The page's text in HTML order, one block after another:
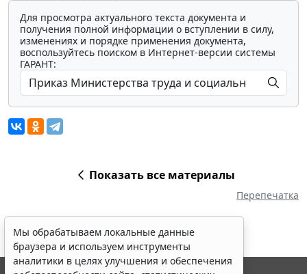
Для просмотра актуального текста документа и
получения полной информации о вступлении в силу,
изменениях и порядке применения документа,
воспользуйтесь поиском в Интернет-версии системы
ГАРАНТ:
Показать все материалы
Перепечатка
Мы обрабатываем локальные данные
браузера и используем инструменты
аналитики в целях улучшения и обеспечения